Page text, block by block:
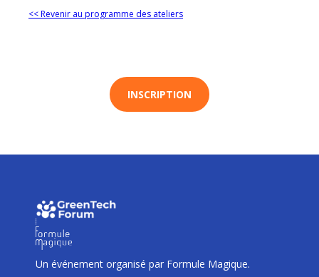
<< Revenir au programme des ateliers
INSCRIPTION
III
Un événement organisé par Formule Magique.